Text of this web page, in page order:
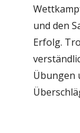
und den
Erfolg.
Übungen